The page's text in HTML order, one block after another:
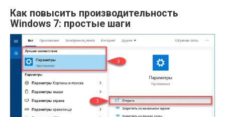
Как повысить производительность
Windows 7: простые шаги